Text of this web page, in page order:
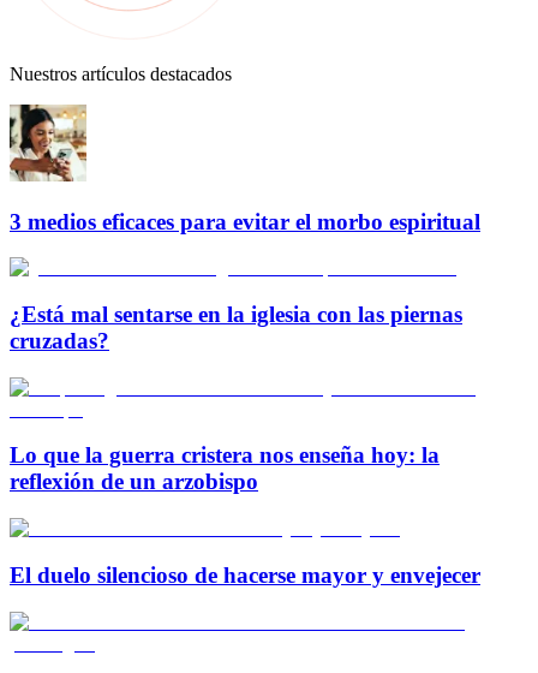
Nuestros artículos destacados
3 medios eficaces para evitar el morbo espiritual
¿Está mal sentarse en la iglesia con las piernas
cruzadas?
Lo que la guerra cristera nos enseña hoy: la
reflexión de un arzobispo
El duelo silencioso de hacerse mayor y envejecer